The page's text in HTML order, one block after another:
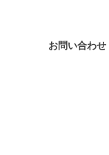
お問い合わせ